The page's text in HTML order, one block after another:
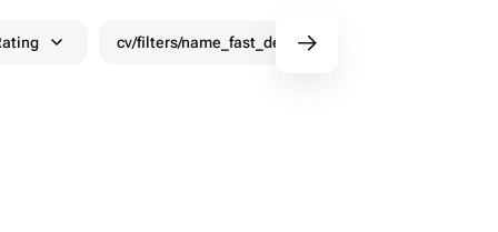
cv/filters/name_fast_delivery